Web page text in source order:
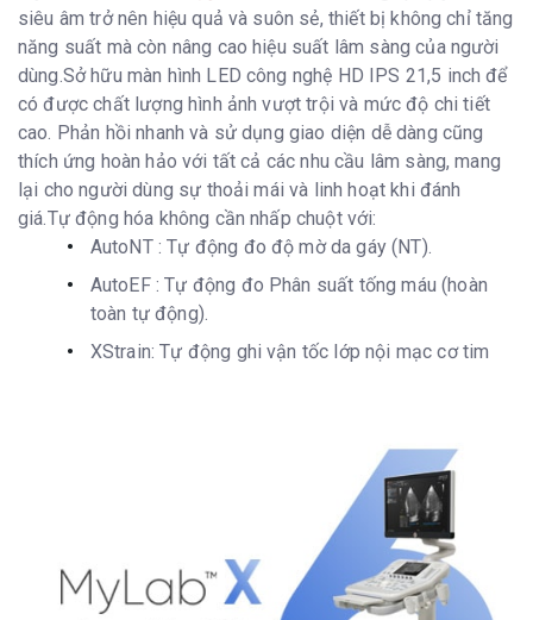
siêu âm trở nên hiệu quả và suôn sẻ, thiết bị không chỉ tăng
năng suất mà còn nâng cao hiệu suất lâm sàng của người
dùng.Sở hữu màn hình LED công nghệ HD IPS 21,5 inch để
có được chất lượng hình ảnh vượt trội và mức độ chi tiết
cao. Phản hồi nhanh và sử dụng giao diện dễ dàng cũng
thích ứng hoàn hảo với tất cả các nhu cầu lâm sàng, mang
lại cho người dùng sự thoải mái và linh hoạt khi đánh
giá.Tự động hóa không cần nhấp chuột với:
AutoNT : Tự động đo độ mờ da gáy (NT).
AutoEF : Tự động đo Phân suất tống máu (hoàn
toàn tự động).
XStrain: Tự động ghi vận tốc lớp nội mạc cơ tim